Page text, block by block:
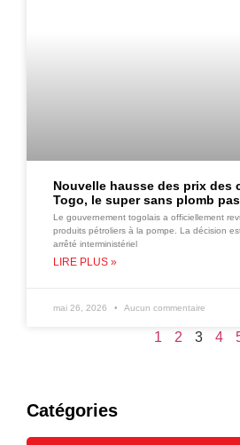
Nouvelle hausse des prix des
Togo, le super sans plomb
Le gouvernement togolais a officiellement
produits pétroliers à la pompe. La décision
arrêté interministériel
LIRE PLUS »
mai 26, 2026 Aucun commentaire
1 2 3 4
Catégories